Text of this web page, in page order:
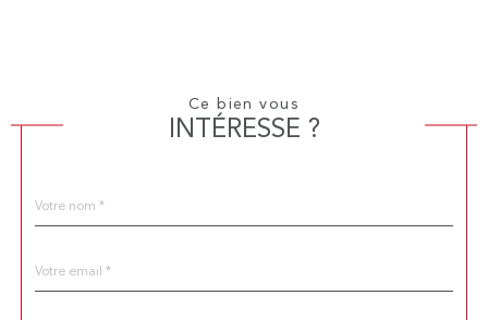
Ce bien vous
INTÉRESSE ?
par
*
*